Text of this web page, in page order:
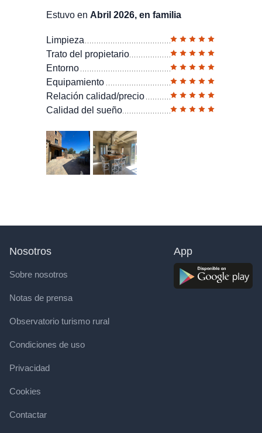
Estuvo en Abril 2026, en familia
Limpieza
Trato del propietario
Entorno
Equipamiento
Relación calidad/precio
Calidad del sueño
Nosotros
Sobre nosotros
Notas de prensa
Observatorio turismo rural
Condiciones de uso
Privacidad
Cookies
Contactar
App